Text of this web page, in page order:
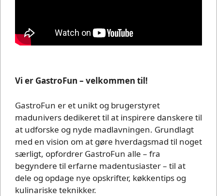
Vi er GastroFun – velkommen til!
GastroFun er et unikt og brugerstyret
madunivers dedikeret til at inspirere danskere til
at udforske og nyde madlavningen. Grundlagt
med en vision om at gøre hverdagsmad til noget
særligt, opfordrer GastroFun alle – fra
begyndere til erfarne madentusiaster – til at
dele og opdage nye opskrifter, køkkentips og
kulinariske teknikker.